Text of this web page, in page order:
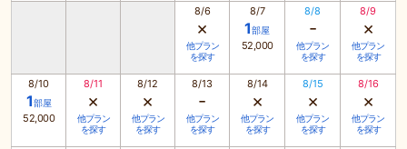
8/6
×
他プラン
を探す
8/7
1部屋
52,000
8/8
-
他プラン
を探す
8/9
×
他プラン
を探す
8/10
1部屋
52,000
8/11
×
他プラン
を探す
8/12
×
他プラン
を探す
8/13
-
他プラン
を探す
8/14
×
他プラン
を探す
8/15
×
他プラン
を探す
8/16
×
他プラン
を探す